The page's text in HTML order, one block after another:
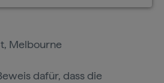
Melbourne
dafür, dass die